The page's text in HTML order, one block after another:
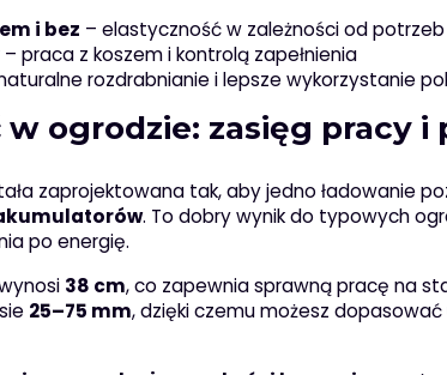
i bez – elastyczność w zależności od potrzeb
– praca z koszem i kontrolą zapełnienia
rozdrabnianie i lepsze wykorzystanie
ogrodzie: zasięg pracy i
zaprojektowana tak, aby jedno ładowanie
. To dobry wynik do typowych
po energię.
38 cm, co zapewnia sprawną pracę na
25–75 mm, dzięki czemu możesz